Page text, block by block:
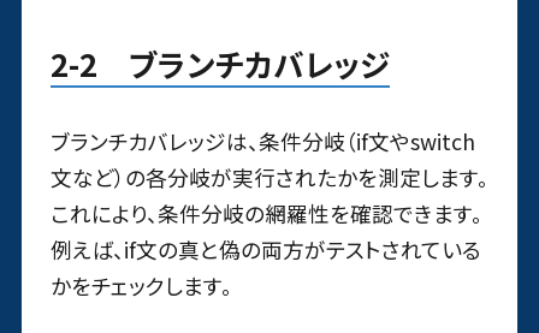
2-2 ブランチカバレッジ
ブランチカバレッジは、条件分岐（if文やswitch
文など）の各分岐が実行されたかを測定します。
これにより、条件分岐の網羅性を確認できます。
例えば、if文の真と偽の両方がテストされている
かをチェックします。